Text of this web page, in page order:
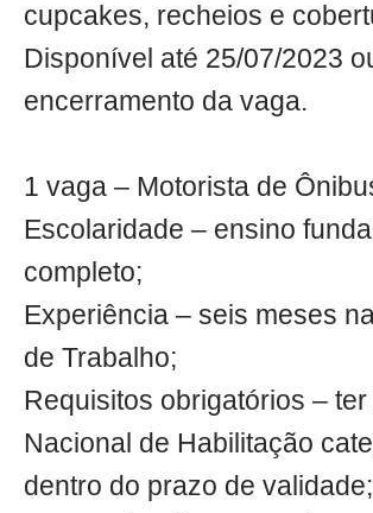
cupcakes, recheios e
Disponível até 25/07/2023
encerramento da vaga.
1 vaga – Motorista de
Escolaridade – ensino
completo;
Experiência – seis meses
de Trabalho;
Requisitos obrigatórios –
Nacional de Habilitação
dentro do prazo de